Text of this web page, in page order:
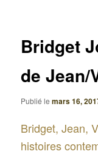
Bridget
de Jean/
Publié lemars 16,
Bridget, Jean,
histoires